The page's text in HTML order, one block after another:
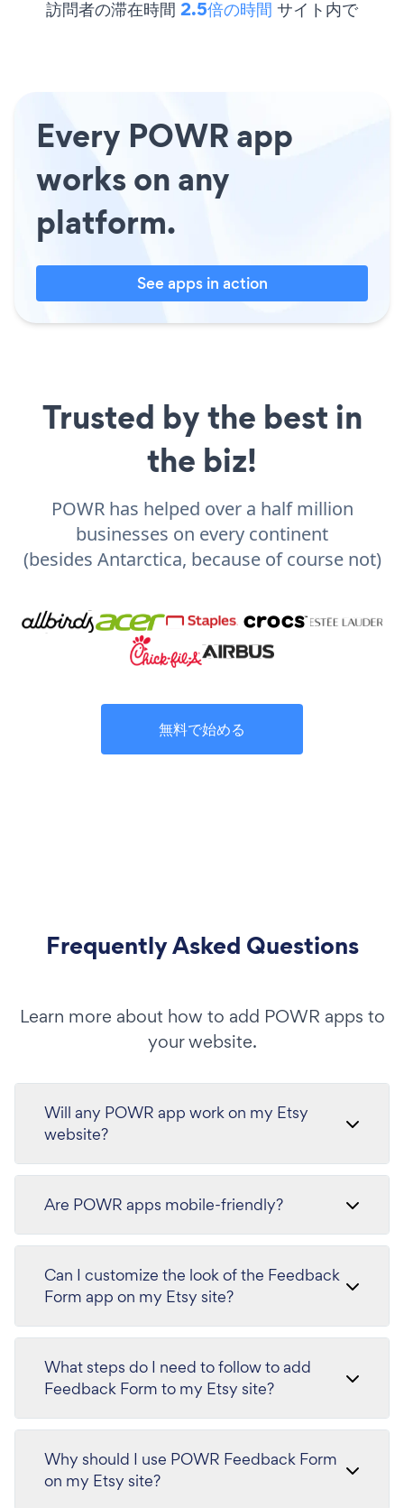
訪問者の滞在時間 2.5倍の時間 サイト内で
Every POWR app
works on any
platform.
See apps in action
Trusted by the best in
the biz!
POWR has helped over a half million
businesses on every continent
(besides Antarctica, because of course not)
無料で始める
Frequently Asked Questions
Learn more about how to add POWR apps to
your website.
Will any POWR app work on my Etsy
website?
Are POWR apps mobile-friendly?
Can I customize the look of the Feedback
Form app on my Etsy site?
What steps do I need to follow to add
Feedback Form to my Etsy site?
Why should I use POWR Feedback Form
on my Etsy site?